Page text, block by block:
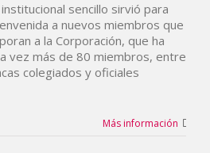
sencillo sirvió para
a nuevos miembros que
a la Corporación, que ha
vez más de 80 miembros, entre
colegiados y oficiales
Más información